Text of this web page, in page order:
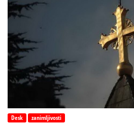
Desk zanimljivosti